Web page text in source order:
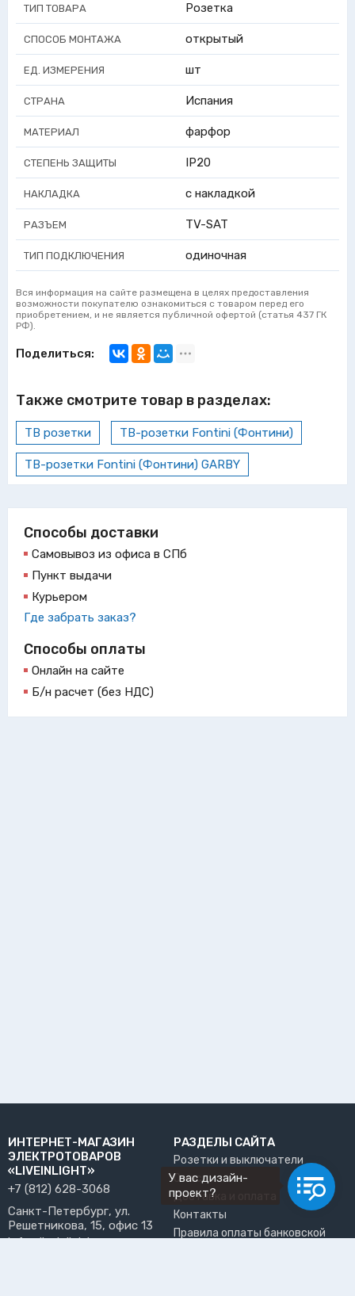
ТИП ТОВАРА Розетка
СПОСОБ МОНТАЖА открытый
ЕД. ИЗМЕРЕНИЯ шт
СТРАНА Испания
МАТЕРИАЛ фарфор
СТЕПЕНЬ ЗАЩИТЫ IP20
НАКЛАДКА с накладкой
РАЗЪЕМ TV-SAT
ТИП ПОДКЛЮЧЕНИЯ одиночная
Вся информация на сайте размещена в целях предоставления
возможности покупателю ознакомиться с товаром перед его
приобретением, и не является публичной офертой (статья 437 ГК
РФ).
Поделиться:
Также смотрите товар в разделах:
ТВ розетки ТВ-розетки Fontini (Фонтини)
ТВ-розетки Fontini (Фонтини) GARBY
Способы доставки
Самовывоз из офиса в СПб
Пункт выдачи
Курьером
Где забрать заказ?
Способы оплаты
Онлайн на сайте
Б/н расчет (без НДС)
ИНТЕРНЕТ-МАГАЗИН
ЭЛЕКТРОТОВАРОВ
«LIVEINLIGHT»
+7 (812) 628-3068
Санкт-Петербург, ул.
Решетникова, 15, офис 13
info@liveinlight.ru
РАЗДЕЛЫ САЙТА
Розетки и выключатели
О нас
Доставка и оплата
Контакты
Правила оплаты банковской
У вас дизайн-
проект?